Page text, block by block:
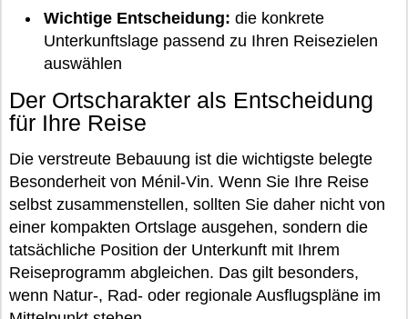
Wichtige Entscheidung: die konkrete
Unterkunftslage passend zu Ihren Reisezielen
auswählen
Der Ortscharakter als Entscheidung
für Ihre Reise
Die verstreute Bebauung ist die wichtigste belegte
Besonderheit von Ménil-Vin. Wenn Sie Ihre Reise
selbst zusammenstellen, sollten Sie daher nicht von
einer kompakten Ortslage ausgehen, sondern die
tatsächliche Position der Unterkunft mit Ihrem
Reiseprogramm abgleichen. Das gilt besonders,
wenn Natur-, Rad- oder regionale Ausflugspläne im